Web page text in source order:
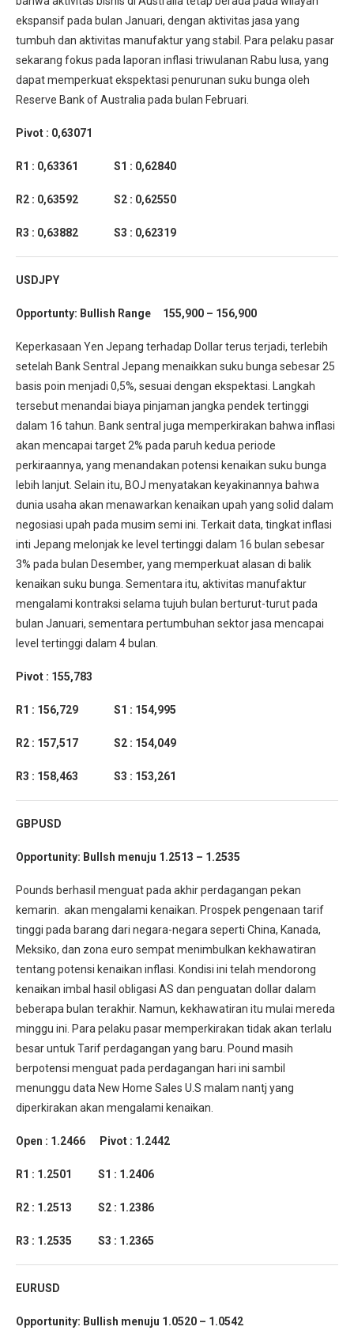
ekspansif pada bulan Januari, dengan aktivitas jasa yang
tumbuh dan aktivitas manufaktur yang stabil. Para pelaku pasar
sekarang fokus pada laporan inflasi triwulanan Rabu lusa, yang
dapat memperkuat ekspektasi penurunan suku bunga oleh
Reserve Bank of Australia pada bulan Februari.
Pivot : 0,63071
R1 : 0,63361 S1 : 0,62840
R2 : 0,63592 S2 : 0,62550
R3 : 0,63882 S3 : 0,62319
USDJPY
Opportunty: Bullish Range 155,900 – 156,900
Keperkasaan Yen Jepang terhadap Dollar terus terjadi, terlebih
setelah Bank Sentral Jepang menaikkan suku bunga sebesar 25
basis poin menjadi 0,5%, sesuai dengan ekspektasi. Langkah
tersebut menandai biaya pinjaman jangka pendek tertinggi
dalam 16 tahun. Bank sentral juga memperkirakan bahwa inflasi
akan mencapai target 2% pada paruh kedua periode
perkiraannya, yang menandakan potensi kenaikan suku bunga
lebih lanjut. Selain itu, BOJ menyatakan keyakinannya bahwa
dunia usaha akan menawarkan kenaikan upah yang solid dalam
negosiasi upah pada musim semi ini. Terkait data, tingkat inflasi
inti Jepang melonjak ke level tertinggi dalam 16 bulan sebesar
3% pada bulan Desember, yang memperkuat alasan di balik
kenaikan suku bunga. Sementara itu, aktivitas manufaktur
mengalami kontraksi selama tujuh bulan berturut-turut pada
bulan Januari, sementara pertumbuhan sektor jasa mencapai
level tertinggi dalam 4 bulan.
Pivot : 155,783
R1 : 156,729 S1 : 154,995
R2 : 157,517 S2 : 154,049
R3 : 158,463 S3 : 153,261
GBPUSD
Opportunity: Bullsh menuju 1.2513 – 1.2535
Pounds berhasil menguat pada akhir perdagangan pekan
kemarin. akan mengalami kenaikan. Prospek pengenaan tarif
tinggi pada barang dari negara-negara seperti China, Kanada,
Meksiko, dan zona euro sempat menimbulkan kekhawatiran
tentang potensi kenaikan inflasi. Kondisi ini telah mendorong
kenaikan imbal hasil obligasi AS dan penguatan dollar dalam
beberapa bulan terakhir. Namun, kekhawatiran itu mulai mereda
minggu ini. Para pelaku pasar memperkirakan tidak akan terlalu
besar untuk Tarif perdagangan yang baru. Pound masih
berpotensi menguat pada perdagangan hari ini sambil
menunggu data New Home Sales U.S malam nantj yang
diperkirakan akan mengalami kenaikan.
Open : 1.2466 Pivot : 1.2442
R1 : 1.2501 S1 : 1.2406
R2 : 1.2513 S2 : 1.2386
R3 : 1.2535 S3 : 1.2365
EURUSD
Opportunity: Bullish menuju 1.0520 – 1.0542